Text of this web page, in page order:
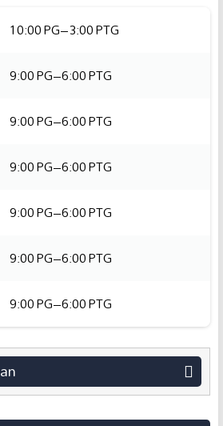
10:00 PG–3:00 PTG
9:00 PG–6:00 PTG
9:00 PG–6:00 PTG
9:00 PG–6:00 PTG
9:00 PG–6:00 PTG
9:00 PG–6:00 PTG
9:00 PG–6:00 PTG